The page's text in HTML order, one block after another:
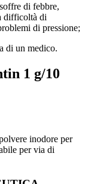
di febbre,
difficoltà di
di pressione;
di un medico.
1 g/10
inodore per
per via di